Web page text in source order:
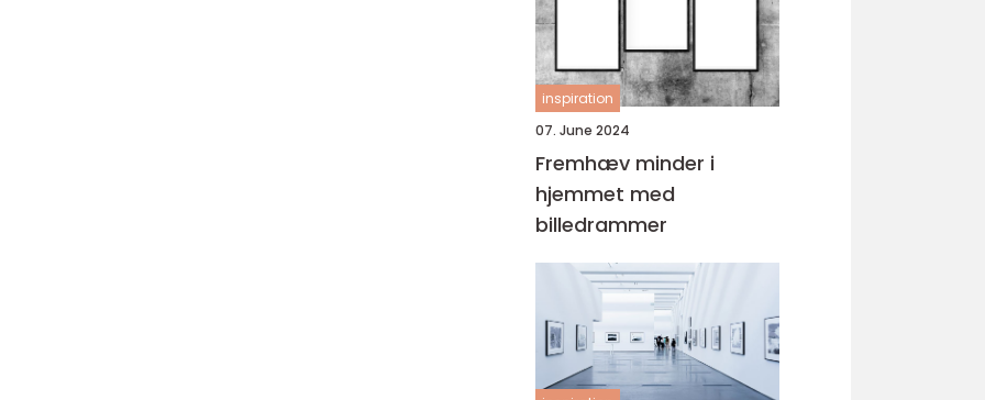
inspiration
07. June 2024
Fremhæv minder i
hjemmet med
billedrammer